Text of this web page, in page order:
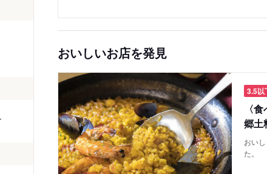
おいしいお店を発見
3.5以
〈
郷土
おい
た。